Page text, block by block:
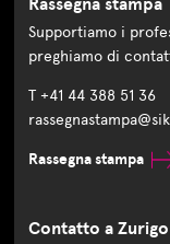
Rassegna stampa
Supportiamo i
preghiamo di
T +41 44 388 51 36
Rassegna stampa
Contatto a